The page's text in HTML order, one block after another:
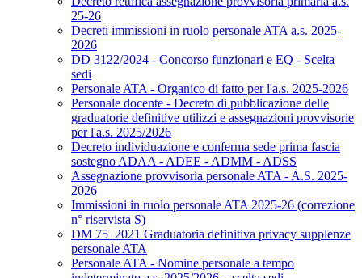
25-26
Decreti immissioni in ruolo personale ATA a.s. 2025-
2026
DD 3122/2024 - Concorso funzionari e EQ - Scelta
sedi
Personale ATA - Organico di fatto per l'a.s. 2025-2026
Personale docente - Decreto di pubblicazione delle
graduatorie definitive utilizzi e assegnazioni provvisorie
per l'a.s. 2025/2026
Decreto individuazione e conferma sede prima fascia
sostegno ADAA - ADEE - ADMM - ADSS
Assegnazione provvisoria personale ATA - A.S. 2025-
2026
Immissioni in ruolo personale ATA 2025-26 (correzione
n° riservista S)
DM 75_2021 Graduatoria definitiva privacy supplenze
personale ATA
Personale ATA - Nomine personale a tempo